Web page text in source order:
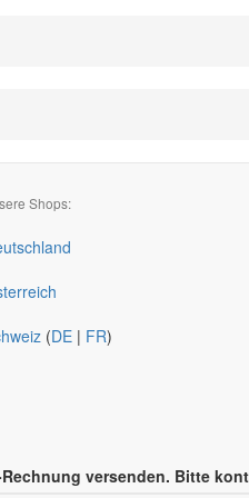
Shops:
(DE | FR)
versenden. Bitte